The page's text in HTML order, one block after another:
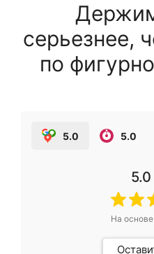
серьезнее,
по
5.0 5.0
5.0
На основе